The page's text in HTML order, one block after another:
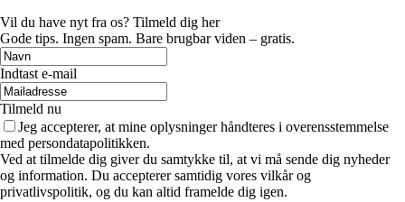
Vil du have nyt fra os? Tilmeld dig her
Gode tips. Ingen spam. Bare brugbar viden – gratis.
Indtast e-mail
Tilmeld nu
Jeg accepterer, at mine oplysninger håndteres i overensstemmelse
med persondatapolitikken.
Ved at tilmelde dig giver du samtykke til, at vi må sende dig nyheder
og information. Du accepterer samtidig vores vilkår og
privatlivspolitik, og du kan altid framelde dig igen.